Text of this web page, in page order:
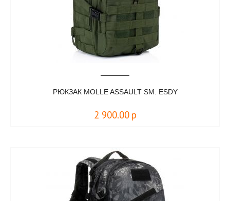
РЮКЗАК MOLLE ASSAULT SM. ESDY
2 900.00 р